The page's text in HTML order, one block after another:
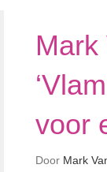
Mark
voor
Door Mark